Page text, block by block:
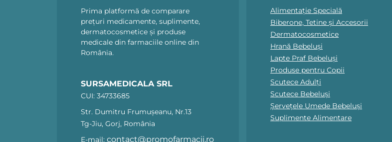
Prima platformă de comparare
prețuri medicamente, suplimente,
dermatocosmetice și produse
medicale din farmaciile online din
România.
SURSAMEDICALA SRL
CUI: 34733685
Str. Dumitru Frumușeanu, Nr.13
Tg-Jiu, Gorj, România
E-mail: contact@promofarmacii.ro
Alimentație Specială
Biberone, Tetine și Accesorii
Dermatocosmetice
Hrană Bebeluși
Lapte Praf Bebeluși
Produse pentru Copii
Scutece Adulți
Scutece Bebeluși
Șervețele Umede Bebeluși
Suplimente Alimentare